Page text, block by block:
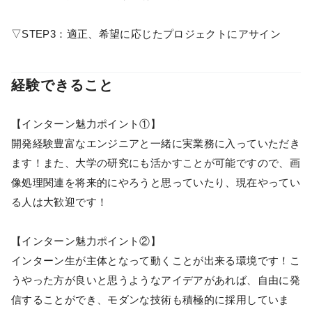
▽STEP3：適正、希望に応じたプロジェクトにアサイン
経験できること
【インターン魅力ポイント①】
開発経験豊富なエンジニアと一緒に実業務に入っていただき
ます！また、大学の研究にも活かすことが可能ですので、画
像処理関連を将来的にやろうと思っていたり、現在やってい
る人は大歓迎です！
【インターン魅力ポイント②】
インターン生が主体となって動くことが出来る環境です！こ
うやった方が良いと思うようなアイデアがあれば、自由に発
信することができ、モダンな技術も積極的に採用していま